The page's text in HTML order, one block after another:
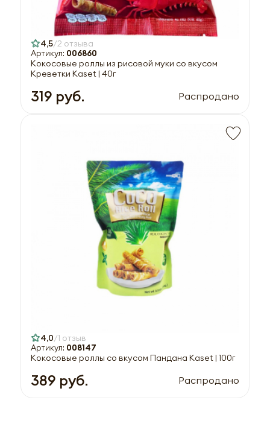
4,5 2 отзыва
Артикул: 006860
Кокосовые роллы из рисовой муки со вкусом
Креветки Kaset | 40г
319 руб. Распродано
4,0 1 отзыв
Артикул: 008147
Кокосовые роллы со вкусом Пандана Kaset | 100г
389 руб. Распродано